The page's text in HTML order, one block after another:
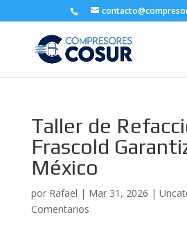
Taller de
Frascold
México
por Rafael | Mar 31, 2026 |
Comentarios